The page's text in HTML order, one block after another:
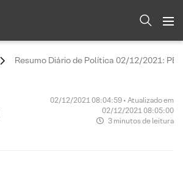
Resumo Diário de Política 02/12/2021:
02/12/2021 08:04:59 • Atualizado em
02/12/2021 08:05:00
3 minutos de leitura